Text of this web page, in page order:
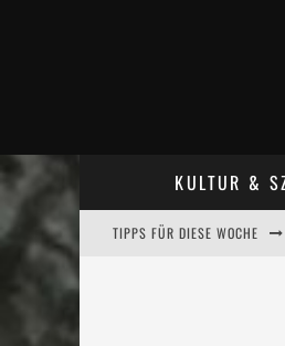
KULTUR &
TIPPS FÜR DIESE WOCHE